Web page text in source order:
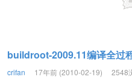
buildroot-2009.11编译全过
crifan 17年前 (2010-02-19) 2548